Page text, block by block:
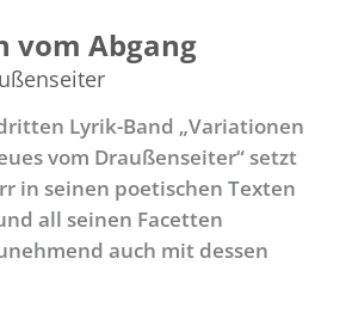
vom Abgang
Lyrik-Band „Variationen
vom Draußenseiter“ setzt
in seinen poetischen Texten
all seinen Facetten
auch mit dessen